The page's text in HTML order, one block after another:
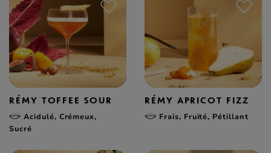
RÉMY TOFFEE SOUR
Acidulé, Crémeux,
Sucré
RÉMY APRICOT FIZZ
Frais, Fruité, Pétillant